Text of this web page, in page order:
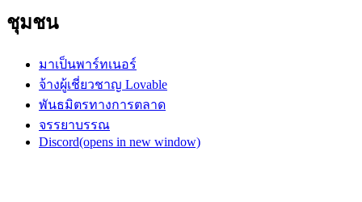
ชุมชน
มาเป็นพาร์ทเนอร์
จ้างผู้เชี่ยวชาญ Lovable
พันธมิตรทางการตลาด
จรรยาบรรณ
Discord(opens in new window)